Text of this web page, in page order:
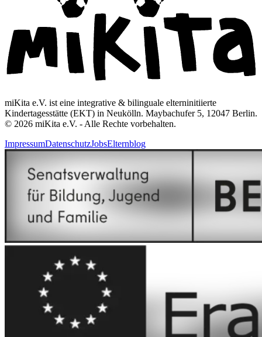
miKita e.V. ist eine integrative & bilinguale elterninitiierte
Kindertagesstätte (EKT) in Neukölln. Maybachufer 5, 12047 Berlin.
© 2026 miKita e.V. - Alle Rechte vorbehalten.
ImpressumDatenschutzJobsElternblog